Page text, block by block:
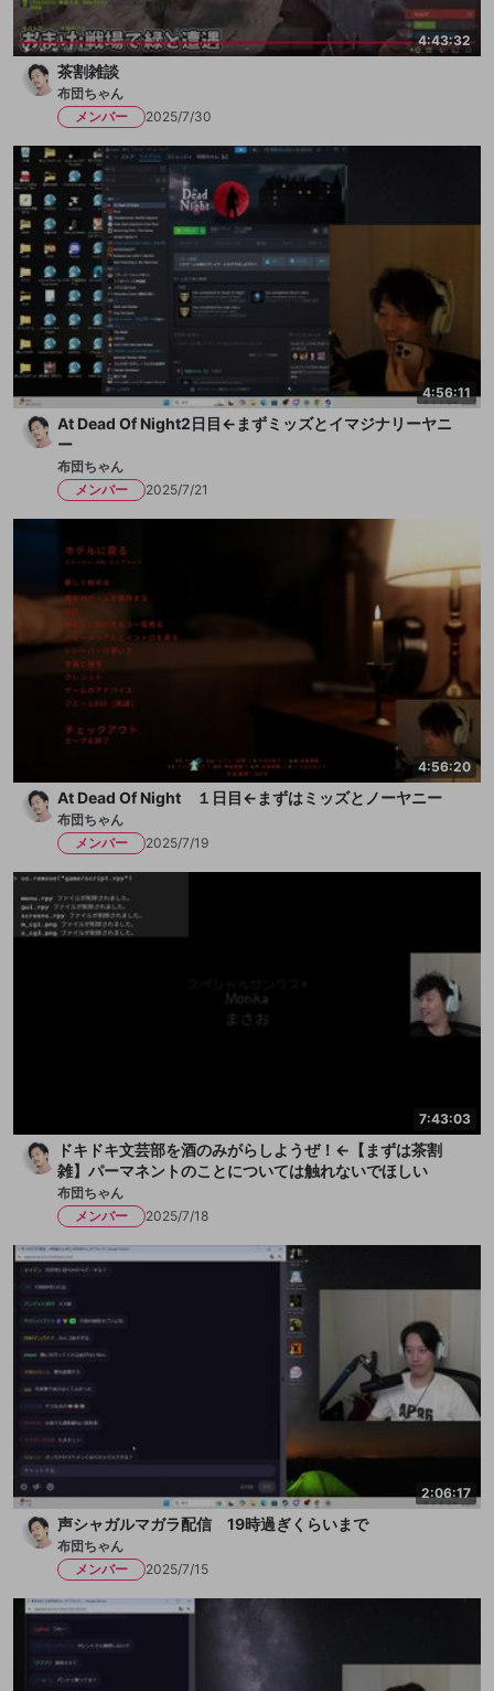
4:43:32
茶割雑談
布団ちゃん
メンバー
2025/7/30
4:56:11
At Dead Of Night2日目←まずミッズとイマジナリーヤニ
ー
布団ちゃん
メンバー
2025/7/21
4:56:20
At Dead Of Night １日目←まずはミッズとノーヤニー
布団ちゃん
メンバー
2025/7/19
7:43:03
ドキドキ文芸部を酒のみがらしようぜ！←【まずは茶割
雑】パーマネントのことについては触れないでほしい
布団ちゃん
メンバー
2025/7/18
2:06:17
声シャガルマガラ配信 19時過ぎくらいまで
布団ちゃん
メンバー
2025/7/15